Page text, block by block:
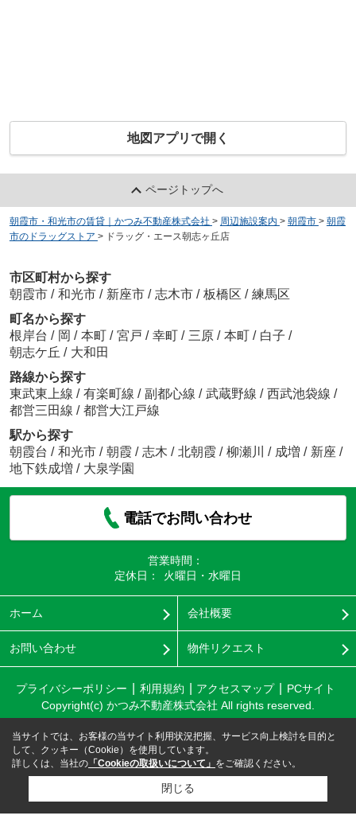
地図アプリで開く
ページトップへ
朝霞市・和光市の賃貸｜かつみ不動産株式会社 > 周辺施設案内 > 朝霞市 > 朝霞
市のドラッグストア > ドラッグ・エース朝志ヶ丘店
市区町村から探す
朝霞市 / 和光市 / 新座市 / 志木市 / 板橋区 / 練馬区
町名から探す
根岸台 / 岡 / 本町 / 宮戸 / 幸町 / 三原 / 本町 / 白子 /
朝志ケ丘 / 大和田
路線から探す
東武東上線 / 有楽町線 / 副都心線 / 武蔵野線 / 西武池袋線 /
都営三田線 / 都営大江戸線
駅から探す
朝霞台 / 和光市 / 朝霞 / 志木 / 北朝霞 / 柳瀬川 / 成増 / 新座 /
地下鉄成増 / 大泉学園
電話でお問い合わせ
営業時間：
定休日：
火曜日・水曜日
ホーム 会社概要
お問い合わせ 物件リクエスト
プライバシーポリシー 利用規約 アクセスマップ
PCサイト
Copyright(c) かつみ不動産株式会社 All rights reserved.
当サイトでは、お客様の当サイト利用状況把握、サービス向上検討を目的と
して、クッキー（Cookie）を使用しています。
詳しくは、当社の 「Cookieの取扱いについて」 をご確認ください。
閉じる